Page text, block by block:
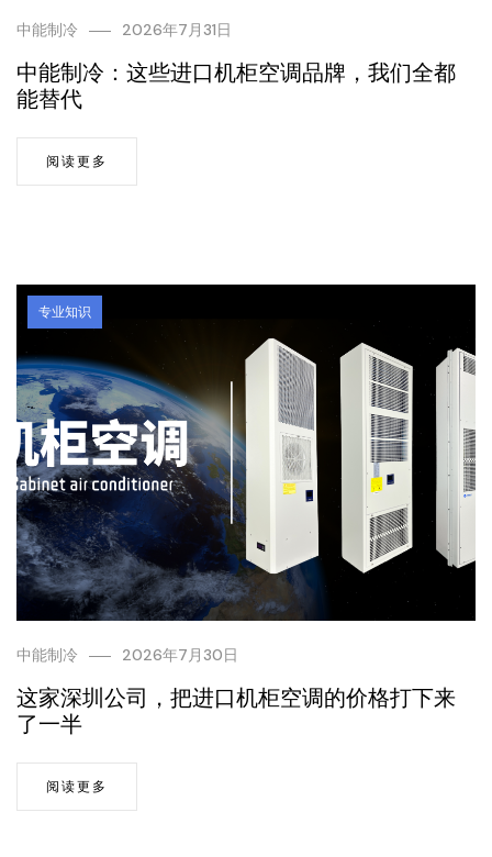
中能制冷 2026年7月31日
中能制冷：这些进口机柜空调品牌，我们全都
能替代
阅读更多
专业知识
中能制冷 2026年7月30日
这家深圳公司，把进口机柜空调的价格打下来
了一半
阅读更多